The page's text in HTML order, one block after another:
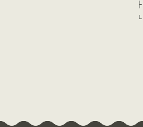
├
└